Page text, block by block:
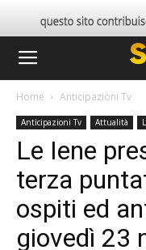
Home Anticipazioni Tv
Anticipazioni Tv Attualità
Le Iene
terza
ospiti ed
giovedì 23